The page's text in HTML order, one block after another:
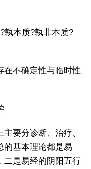
孰本质?孰非本质?
在不确定性与临时性
要分诊断、治疗、
的基本理论都是易
二是易经的阴阳五行